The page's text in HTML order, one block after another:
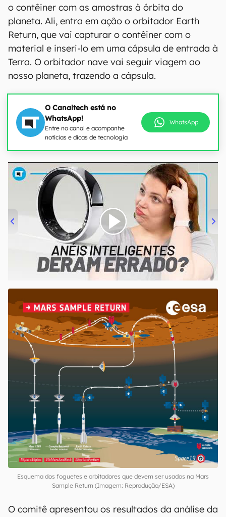
o contêiner com as amostras à órbita do
planeta. Ali, entra em ação o orbitador Earth
Return, que vai capturar o contêiner com o
material e inseri-lo em uma cápsula de entrada à
Terra. O orbitador nave vai seguir viagem ao
nosso planeta, trazendo a cápsula.
O Canaltech está no
WhatsApp!
Entre no canal e acompanhe
notícias e dicas de tecnologia
WhatsApp
00:00/21:11
Esquema dos foguetes e orbitadores que devem ser usados na Mars
Sample Return (Imagem: Reprodução/ESA)
O comitê apresentou os resultados da análise da